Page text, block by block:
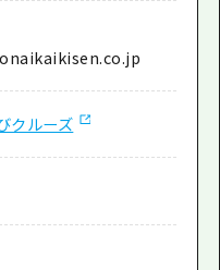
クルーズ